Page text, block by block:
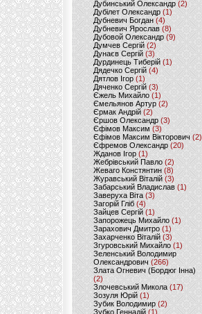
Дубинський Олександр(2)
Дубілет Олександр (1)
Дубневич Богдан (4)
Дубневич Ярослав (8)
Дубовой Олександр(9)
Думчев Сергій (2)
Дунаєв Сергій(3)
Дурдинець Тиберій (1)
Дядечко Сергій (4)
Дятлов Ігор (1)
Дяченко Сергій (3)
Єжель Михайло (1)
Ємельянов Артур (2)
Єрмак Андрій (2)
Єршов Олександр (3)
Єфімов Максим (3)
Єфімов Максим Вікторович (2)
Єфремов Олександр (20)
Жданов Ігор (1)
Жебрівський Павло (2)
Жеваго Констянтин (8)
Журавський Віталій (3)
Забарський Владислав (1)
Заверуха Віта (3)
Загорій Гліб (4)
Зайцев Сергій(1)
Запорожець Михайло (1)
Зарахович Дмитро (1)
Захарченко Віталій (3)
Згуровський Михайло (1)
Зеленський Володимир
Олександрович (266)
Злата Огневич (Бордюг Інна)
(2)
Злочевський Микола(17)
Зозуля Юрій (1)
Зубик Володимир (2)
Зубко Геннадій (1)